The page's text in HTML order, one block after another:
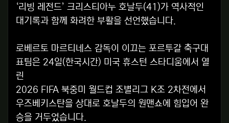
‘리빙 레전드’ 크리스티아누 호날두(41)가 역사적인
대기록과 함께 화려한 부활을 선언했습니다.
로베르토 마르티네스 감독이 이끄는 포르투갈 축구대
표팀은 24일(한국시간) 미국 휴스턴 스타디움에서 열
린
2026 FIFA 북중미 월드컵 조별리그 K조 2차전에서
우즈베키스탄을 상대로 호날두의 원맨쇼에 힘입어 완
승을 거두었습니다.